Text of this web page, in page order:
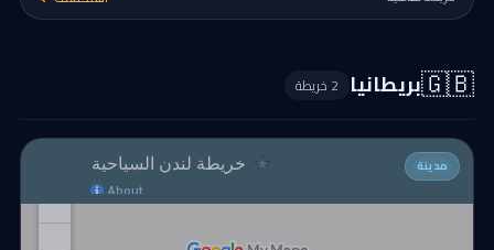
🇬🇧بريطانيا 2 خريطة
مدينة